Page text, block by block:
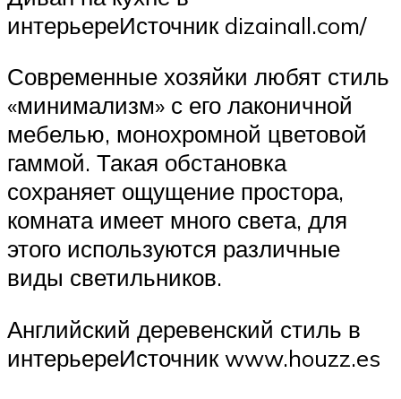
интерьереИсточник dizainall.com/
Современные хозяйки любят стиль
«минимализм» с его лаконичной
мебелью, монохромной цветовой
гаммой. Такая обстановка
сохраняет ощущение простора,
комната имеет много света, для
этого используются различные
виды светильников.
Английский деревенский стиль в
интерьереИсточник www.houzz.es